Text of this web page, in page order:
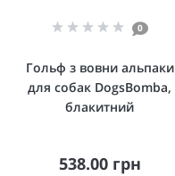
0
Гольф з вовни альпаки
для собак DogsBomba,
блакитний
538.00 грн